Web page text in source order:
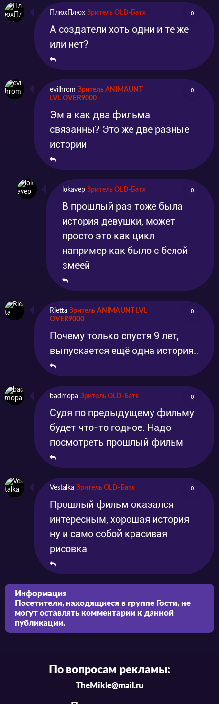
ПлюхПлюх Зритель OLD-Батя 0
А создатели хоть одни и те же
или нет?
evilhrom Зритель ANIMAUNT
LVL OVER9000
0
Эм а как два фильма
связанны? Это же две разные
истории
lokavep Зритель OLD-Батя 0
В прошлый раз тоже была
история девушки, может
просто это как цикл
например как было с белой
змеей
Rietta Зритель ANIMAUNT LVL
OVER9000
0
Почему только спустя 9 лет,
выпускается ещё одна история..
badmopa Зритель OLD-Батя 0
Судя по предыдущему фильму
будет что-то годное. Надо
посмотреть прошлый фильм
Vestalka Зритель OLD-Батя 0
Прошлый фильм оказался
интересным, хорошая история
ну и само собой красивая
рисовка
Информация
Посетители, находящиеся в группе Гости, не
могут оставлять комментарии к данной
публикации.
По вопросам рекламы:
TheMikle@mail.ru